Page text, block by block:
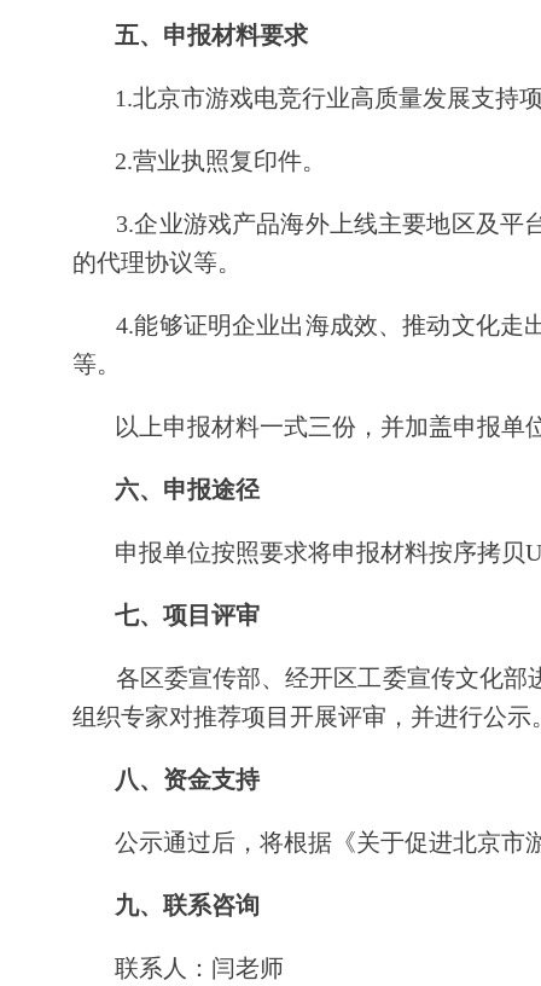
五、申报材料要求
1.北京市游戏电竞行业高质量发展支持
2.营业执照复印件。
3.企业游戏产品海外上线主要地区及平
的代理协议等。
4.能够证明企业出海成效、推动文化走
等。
以上申报材料一式三份，并加盖申报单
六、申报途径
申报单位按照要求将申报材料按序拷贝
七、项目评审
各区委宣传部、经开区工委宣传文化部
组织专家对推荐项目开展评审，并进行公示
八、资金支持
公示通过后，将根据《关于促进北京市
九、联系咨询
联系人：闫老师